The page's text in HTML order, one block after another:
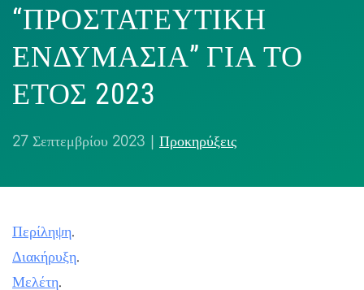
“ΠΡΟΣΤΑΤΕΥΤΙΚΗ
ΕΝΔΥΜΑΣΙΑ” ΓΙΑ ΤΟ
ΕΤΟΣ 2023
27 Σεπτεμβρίου 2023 Προκηρύξεις
Περίληψη.
Διακήρυξη.
Μελέτη.